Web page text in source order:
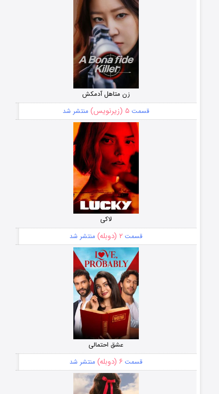
زن متاهل آدمکش
قسمت ۵ (زیرنویس) منتشر شد
لاکی
قسمت ۲ (دوبله) منتشر شد
عشق احتمالی
قسمت ۶ (دوبله) منتشر شد